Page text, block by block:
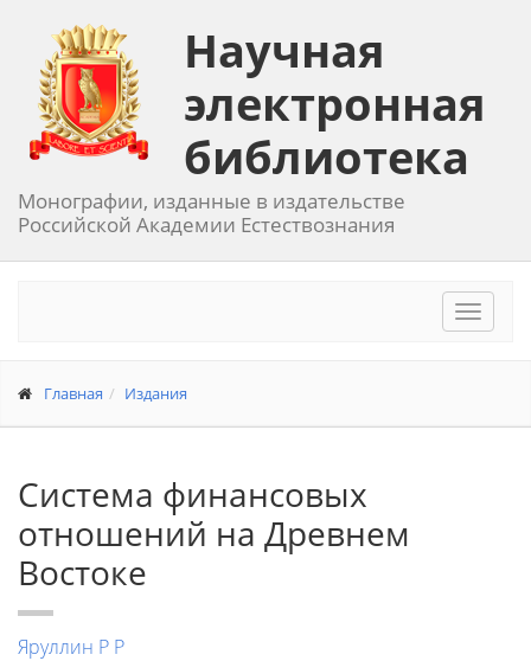
Научная
электронная
библиотека
Монографии, изданные в издательстве
Российской Академии Естествознания
Toggle
Главная Издания
Система финансовых
отношений на Древнем
Востоке
Яруллин Р Р